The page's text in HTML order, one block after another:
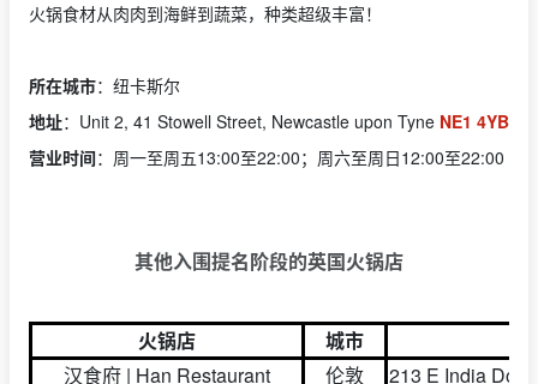
火锅食材从肉肉到海鲜到蔬菜，种类超级丰富！
所在城市：纽卡斯尔
地址： Unit 2, 41 Stowell Street, Newcastle upon Tyne NE1 4YB
营业时间：周一至周五13:00至22:00；周六至周日12:00至22:00
其他入围提名阶段的英国火锅店
火锅店
城市
汉食府 | Han Restaurant
伦敦 213 E India